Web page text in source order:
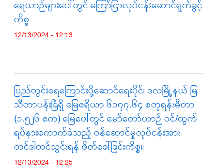
ရေယာဉ်များပေါ်တွင် ကြော်ငြာလုပ်ငန်းဆောင်ရွက်ခွင့်
ကိစ္စ
12/13/2024 - 12:13
ပြည်တွင်းရေကြောင်းပို့ဆောင်ရေးပိုင်၊ ဒလမြို့နယ် မြ
သီတာပန်းခြံရှိ မြေဧရိယာ ၆၁၇၇.၆၄ စတုရန်းမီတာ
(၁.၅၂၆ ဧက) မြေပေါ်တွင် မော်တော်ယာဉ် ဝင်/ထွက်
ရပ်နားကောက်ခံသည့် ဝန်ဆောင်မှုလုပ်ငန်းအား
တင်ဒါတင်သွင်းရန် ဖိတ်ခေါ်ခြင်းကိစ္စ။
12/13/2024 - 12:25